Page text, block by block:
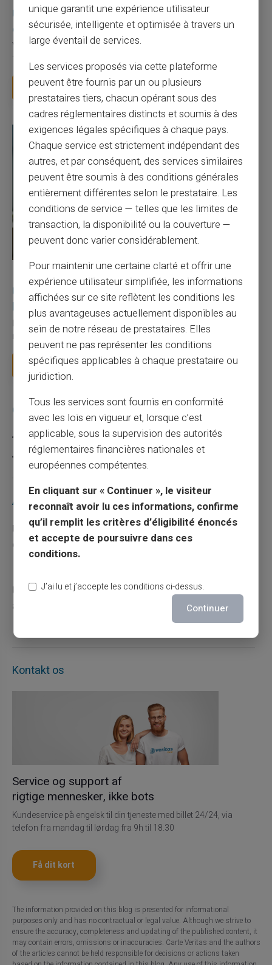
Une carte bancaire gratuite sans compte, ça
existe ?
Vous avez tapé cette recherche parce que votre banque vous
facture 50 € par an pour une carte que vo...
Lire la suite
Utilisation responsable du paiement mobile avec
la carte Veritas
Le paiement mobile s'est imposé dans les habitudes quotidiennes,
mais il appelle des réflexes pour é...
Lire la suite
Catégories
Carte prépayée
Escroquerie
Articles récents
Une carte bancaire gratuite sans compte, ça
existe ?
Utilisation responsable du paiement mobile
avec la carte Veritas
Kontakt os
Service og support af
rigtige mennesker, ikke bots
Kundeservice på engelsk til din tjeneste med billet 24/24, via
telefon fra mandag til lørdag fra 9h til 18.30
Få dit kort
The information provided on this blog is presented for informational
purposes only and has no contractual or legal value. Although we strive to
ensure the accuracy, completeness and updating of the published content, it
may contain errors, omissions or inaccuracies. Carte Veritas and the authors
of the articles cannot be held responsible for decisions or actions taken
unique garantit une expérience utilisateur
sécurisée, intelligente et optimisée à travers un
large éventail de services.
Les services proposés via cette plateforme
peuvent être fournis par un ou plusieurs
prestataires tiers, chacun opérant sous des
cadres réglementaires distincts et soumis à des
exigences légales spécifiques à chaque pays.
Chaque service est strictement indépendant des
autres, et par conséquent, des services similaires
peuvent être soumis à des conditions générales
entièrement différentes selon le prestataire. Les
conditions de service — telles que les limites de
transaction, la disponibilité ou la couverture —
peuvent donc varier considérablement.
Pour maintenir une certaine clarté et offrir une
expérience utilisateur simplifiée, les informations
affichées sur ce site reflètent les conditions les
plus avantageuses actuellement disponibles au
sein de notre réseau de prestataires. Elles
peuvent ne pas représenter les conditions
spécifiques applicables à chaque prestataire ou
juridiction.
Tous les services sont fournis en conformité
avec les lois en vigueur et, lorsque c’est
applicable, sous la supervision des autorités
réglementaires financières nationales et
européennes compétentes.
En cliquant sur « Continuer », le visiteur
reconnaît avoir lu ces informations, confirme
qu’il remplit les critères d’éligibilité énoncés
et accepte de poursuivre dans ces
conditions.
J’ai lu et j’accepte les conditions ci-dessus.
Continuer